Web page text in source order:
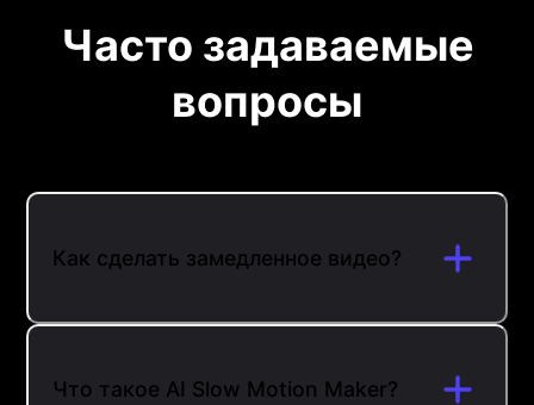
Часто задаваемые
вопросы
Как сделать замедленное видео?
Что такое AI Slow Motion Maker?